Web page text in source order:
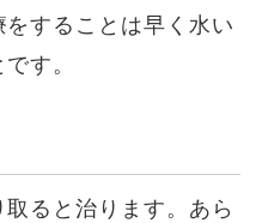
することは早く水い
す。
ると治ります。あら